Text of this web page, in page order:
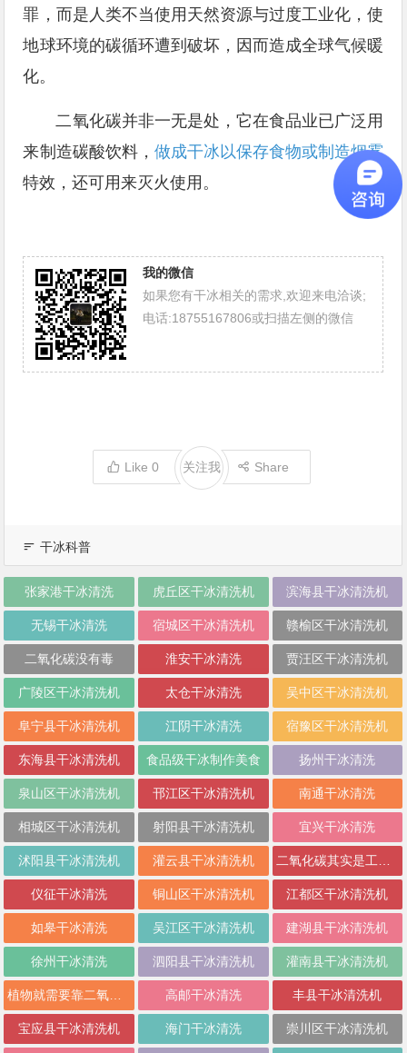
罪，而是人类不当使用天然资源与过度工业化，使
地球环境的碳循环遭到破坏，因而造成全球气候暖
化。
二氧化碳并非一无是处，它在食品业已广泛用
来制造碳酸饮料， 做成干冰以保存食物或制造烟雾
特效，还可用来灭火使用。
我的微信
如果您有干冰相关的需求,欢迎来电洽谈;
电话:18755167806或扫描左侧的微信
Like0 Share
关注我
干冰科普
张家港干冰清洗 虎丘区干冰清洗机 滨海县干冰清洗机
无锡干冰清洗 宿城区干冰清洗机 赣榆区干冰清洗机
二氧化碳没有毒 淮安干冰清洗 贾汪区干冰清洗机
广陵区干冰清洗机 太仓干冰清洗 吴中区干冰清洗机
阜宁县干冰清洗机 江阴干冰清洗 宿豫区干冰清洗机
东海县干冰清洗机 食品级干冰制作美食 扬州干冰清洗
泉山区干冰清洗机 邗江区干冰清洗机 南通干冰清洗
相城区干冰清洗机 射阳县干冰清洗机 宜兴干冰清洗
沭阳县干冰清洗机 灌云县干冰清洗机
仪征干冰清洗 铜山区干冰清洗机 江都区干冰清洗机
如皋干冰清洗 吴江区干冰清洗机 建湖县干冰清洗机
徐州干冰清洗 泗阳县干冰清洗机 灌南县干冰清洗机
高邮干冰清洗 丰县干冰清洗机
宝应县干冰清洗机 海门干冰清洗 崇川区干冰清洗机